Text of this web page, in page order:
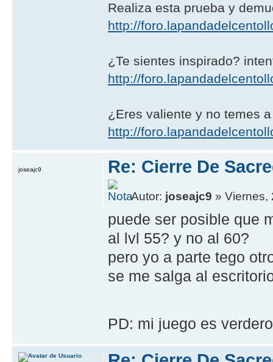
Realiza esta prueba y
http://
¿Te sientes inspirado?
http://
¿Eres valiente y no temes
http://
Re: Cierre De
Autor: joseajc9 » Viernes,
puede ser posible que
al lvl 55? y no al 60?
pero yo a parte tego
se me salga al
PD: mi juego es
joseajc9